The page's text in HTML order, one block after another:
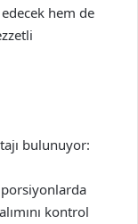
hem de
bulunuyor:
kontrol